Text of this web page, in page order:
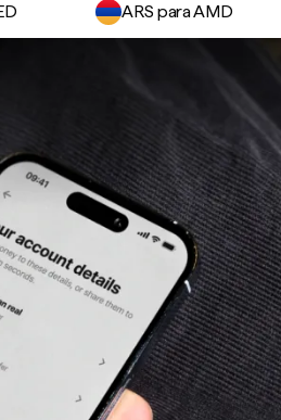
ARS para AMD